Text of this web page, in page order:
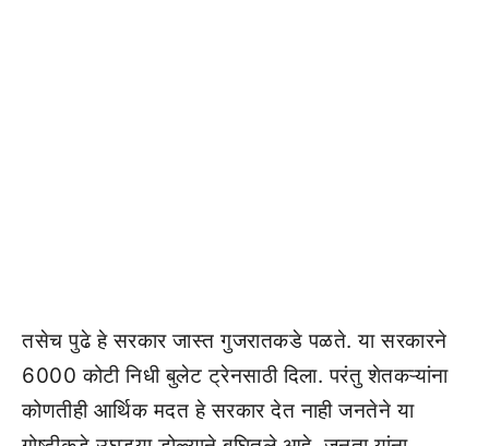
तसेच पुढे हे सरकार जास्त गुजरातकडे पळते. या सरकारने
6000 कोटी निधी बुलेट ट्रेनसाठी दिला. परंतु शेतकऱ्यांना
कोणतीही आर्थिक मदत हे सरकार देत नाही जनतेने या